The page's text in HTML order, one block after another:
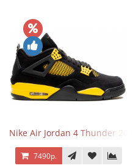
Nike Air Jordan 4 Thunder 2023
7490р.